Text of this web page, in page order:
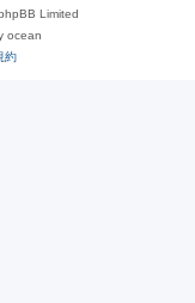
Limited
ocean
約